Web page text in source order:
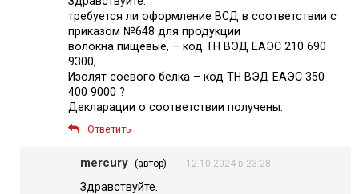
требуется ли оформление ВСД в соответствии с
приказом №648 для продукции
волокна пищевые, – код ТН ВЭД ЕАЭС 210 690
9300,
Изолят соевого белка – код ТН ВЭД ЕАЭС 350
400 9000 ?
Декларации о соответствии получены.
Ответить
mercury (автор) 12.10.2024 в 23:28
Здравствуйте.